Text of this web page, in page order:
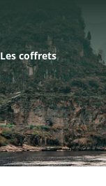
Les coffrets